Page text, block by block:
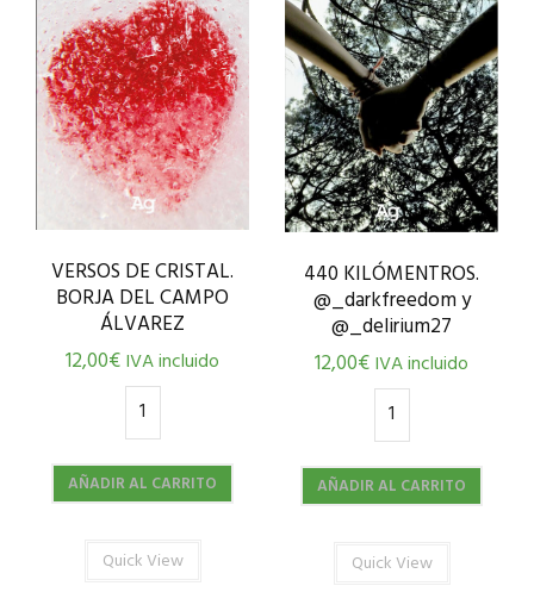
VERSOS DE CRISTAL.
BORJA DEL CAMPO
ÁLVAREZ
12,00€IVA incluido
AÑADIR AL CARRITO
Quick View
440 KILÓMENTROS.
@_darkfreedom y
@_delirium27
12,00€IVA incluido
AÑADIR AL CARRITO
Quick View